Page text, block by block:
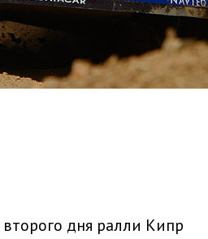
дня ралли Кипр